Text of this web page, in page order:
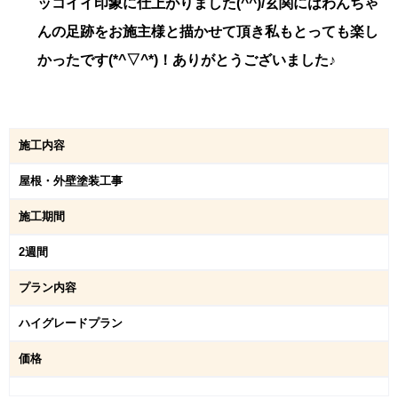
んの足跡をお施主様と描かせて頂き私もとっても楽し
かったです(*^▽^*)！ありがとうございました♪
施工内容
屋根・外壁塗装工事
施工期間
2週間
プラン内容
ハイグレードプラン
価格